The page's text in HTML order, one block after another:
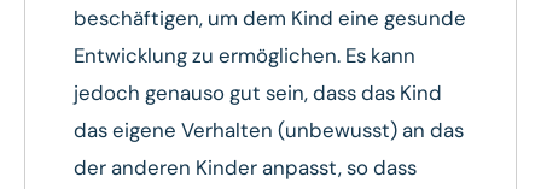
beschäftigen, um dem Kind eine gesunde
Entwicklung zu ermöglichen. Es kann
jedoch genauso gut sein, dass das Kind
das eigene Verhalten (unbewusst) an das
der anderen Kinder anpasst, so dass